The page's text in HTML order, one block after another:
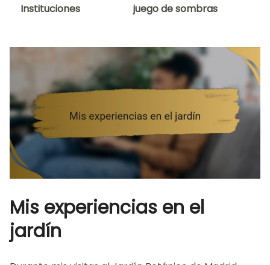
Instituciones
juego de sombras
Mis experiencias en el
jardín